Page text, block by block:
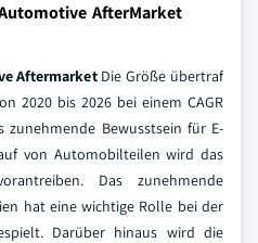
AfterMarket
Aftermarket Die Größe übertraf
2020 bis 2026 bei einem CAGR
zunehmende Bewusstsein für E-
von Automobilteilen wird das
Das zunehmende
hat eine wichtige Rolle bei der
Darüber hinaus wird die